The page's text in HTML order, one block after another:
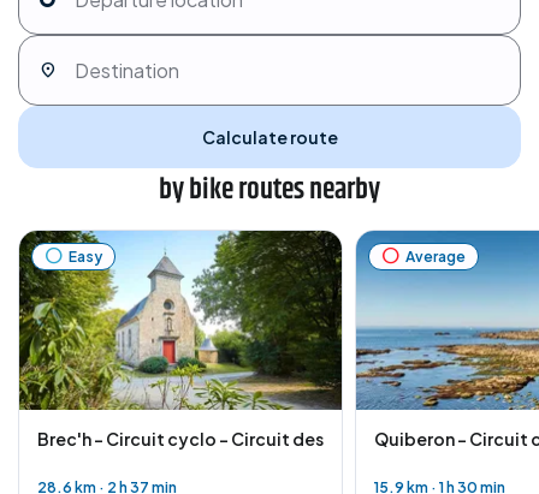
Calculate route
by bike routes nearby
Easy
Brec'h - Circuit cyclo - Circuit des chapelles
28.6 km · 2 h 37 min
Average
Quiberon - Circuit
15.9 km · 1 h 30 min